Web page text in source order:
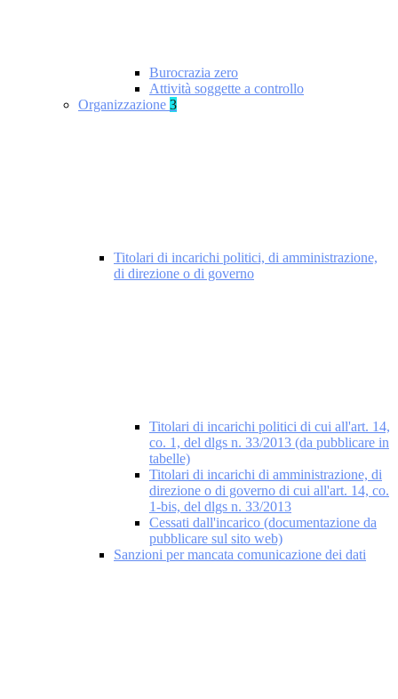
Burocrazia zero
Attività soggette a controllo
Organizzazione 3
Titolari di incarichi politici, di amministrazione,
di direzione o di governo
Titolari di incarichi politici di cui all'art. 14,
co. 1, del dlgs n. 33/2013 (da pubblicare in
tabelle)
Titolari di incarichi di amministrazione, di
direzione o di governo di cui all'art. 14, co.
1-bis, del dlgs n. 33/2013
Cessati dall'incarico (documentazione da
pubblicare sul sito web)
Sanzioni per mancata comunicazione dei dati